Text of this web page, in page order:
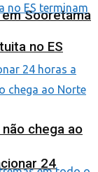
Sooretama
24
no ES
chega ao